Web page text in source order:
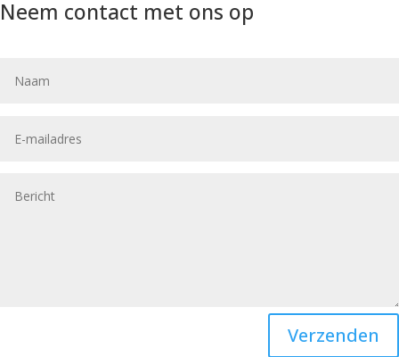
Neem contact met ons op
Verzenden